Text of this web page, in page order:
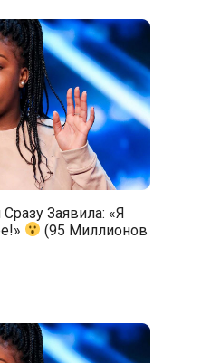
Заявила: «Я
(95 Миллионов